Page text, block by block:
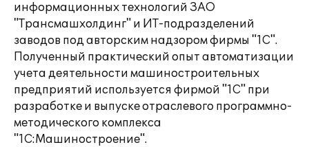
информационных технологий ЗАО
"Трансмашхолдинг" и ИТ-подразделений
заводов под авторским надзором фирмы "1С".
Полученный практический опыт автоматизации
учета деятельности машиностроительных
предприятий используется фирмой "1С" при
разработке и выпуске отраслевого программно-
методического комплекса
"1С:Машиностроение".